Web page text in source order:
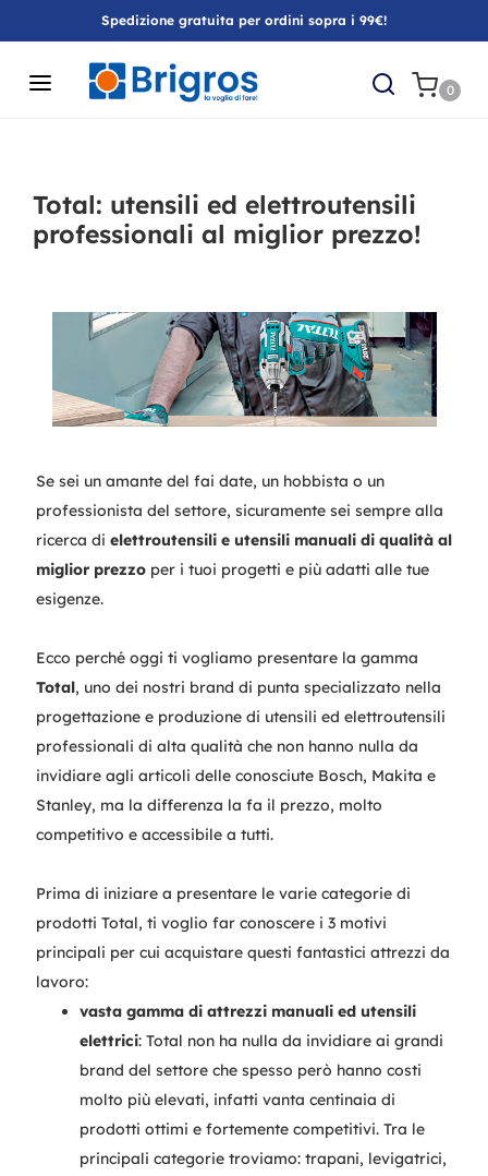
Spedizione gratuita per ordini sopra i 99€!
0
Total: utensili ed elettroutensili
professionali al miglior prezzo!
Se sei un amante del fai date, un hobbista o un
professionista del settore, sicuramente sei sempre alla
ricerca di elettroutensili e utensili manuali di qualità al
miglior prezzoper i tuoi progetti e più adatti alle tue
esigenze.
Ecco perché oggi ti vogliamo presentare la gamma
Total, uno dei nostri brand di punta specializzato nella
progettazione e produzione di utensili ed elettroutensili
professionali di alta qualità che non hanno nulla da
invidiare agli articoli delle conosciute Bosch, Makita e
Stanley, ma la differenza la fa il prezzo, molto
competitivo e accessibile a tutti.
Prima di iniziare a presentare le varie categorie di
prodotti Total, ti voglio far conoscere i 3 motivi
principali per cui acquistare questi fantastici attrezzi da
lavoro:
vasta gamma di attrezzi manuali ed utensili
elettrici: Total non ha nulla da invidiare ai grandi
brand del settore che spesso però hanno costi
molto più elevati, infatti vanta centinaia di
prodotti ottimi e fortemente competitivi. Tra le
principali categorie troviamo: trapani, levigatrici,